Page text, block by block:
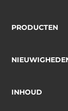
PRODUCTEN
INHOUD